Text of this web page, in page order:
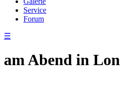
Service
Forum
☰
am Abend in